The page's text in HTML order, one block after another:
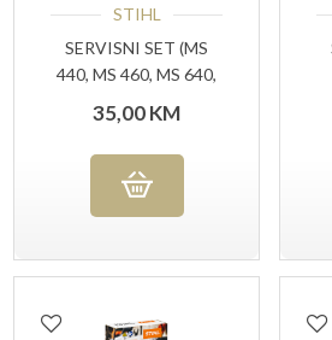
STIHL
SERVISNI SET (MS
440, MS 460, MS 640,
35,00KM